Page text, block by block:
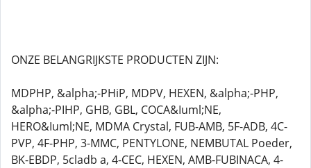
ONZE BELANGRIJKSTE PRODUCTEN ZIJN:
MDPHP, &alpha;-PHiP, MDPV, HEXEN, &alpha;-PHP,
&alpha;-PIHP, GHB, GBL, COCA&Iuml;NE,
HERO&Iuml;NE, MDMA Crystal, FUB-AMB, 5F-ADB, 4C-
PVP, 4F-PHP, 3-MMC, PENTYLONE, NEMBUTAL Poeder,
BK-EBDP, 5cladb a, 4-CEC, HEXEN, AMB-FUBINACA, 4-